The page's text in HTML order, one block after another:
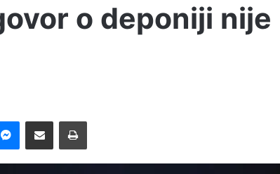
o deponiji nije
Messenger
Pošalji preko E-Maila Printaj